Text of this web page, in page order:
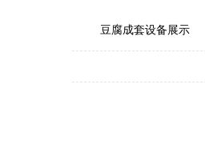
豆腐成套设备展示